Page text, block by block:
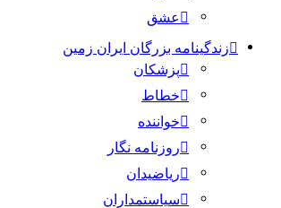
عشق
زندگینامه بزرگان ایران زمین
پزشکان
خطاط
خواننده
روزنامه نگار
ریاضیدان
سیاستمداران